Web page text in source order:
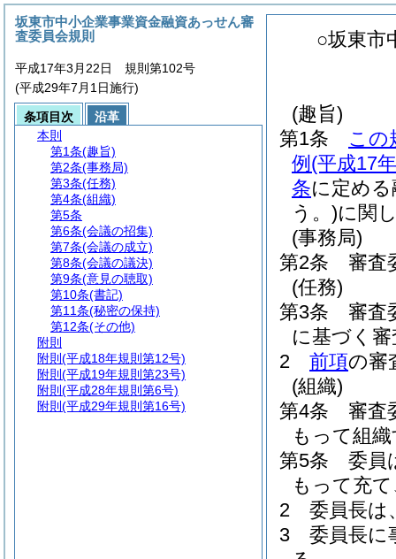
○坂東市
(趣旨)
第1条
この
例 (平成17
条に定め
う。)に関
(事務局)
第2条
審査
(任務)
第3条
審査
に基づく
2
前項の審
(組織)
第4条
審査
もって組
第5条
委員
もって充
2
委員長は
3
委員長に
坂東市中小企業事業資金融資あっせん審
査委員会規則
平成17年3月22日 規則第102号
(平成29年7月1日施行)
条項目次
沿革
本則
第1条(趣旨)
第2条(事務局)
第3条(任務)
第4条(組織)
第5条
第6条(会議の招集)
第7条(会議の成立)
第8条(会議の議決)
第9条(意見の聴取)
第10条(書記)
第11条(秘密の保持)
第12条(その他)
附則
附則 (平成18年規則第12号)
附則 (平成19年規則第23号)
附則 (平成28年規則第6号)
附則 (平成29年規則第16号)